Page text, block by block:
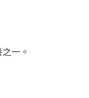
一。